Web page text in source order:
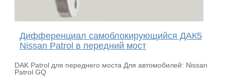
Дифференциал самоблокирующийся ДАК5
Nissan Patrol в передний мост
DAK Patrol для переднего моста Для автомобилей: Nissan
Patrol GQ